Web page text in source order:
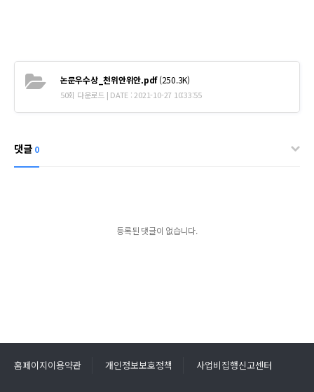
논문우수상_천위안위안.pdf(250.3K)
50회 다운로드 | DATE : 2021-10-27 10:33:55
댓글 0
등록된 댓글이 없습니다.
홈페이지이용약관 개인정보보호정책 사업비집행신고센터